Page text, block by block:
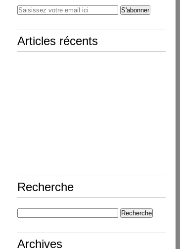
Articles récents
Recherche
Archives